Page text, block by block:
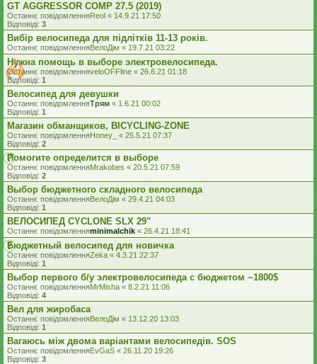
GT AGGRESSOR COMP 27.5 (2019)
Останнє повідомленняReol « 14.9.21 17:50
Відповіді: 3
Вибір велосипеда для підлітків 11-13 років.
Останнє повідомленняВелоДім « 19.7.21 03:22
Нужна помощь в выборе электровелосипеда.
Останнє повідомленняveloOFFline « 26.6.21 01:18
Відповіді: 1
Велосипед для девушки
Останнє повідомленняТрям « 1.6.21 00:02
Відповіді: 1
Магазин обманщиков, BICYCLING-ZONE
Останнє повідомленняHoney_ « 25.5.21 07:37
Відповіді: 2
Помогите определится в выборе
Останнє повідомленняMrakobes « 20.5.21 07:59
Відповіді: 2
Выбор бюджетного складного велосипеда
Останнє повідомленняВелоДім « 29.4.21 04:03
Відповіді: 1
ВЕЛОСИПЕД CYCLONE SLX 29"
Останнє повідомленняminimalchik « 26.4.21 18:41
Бюджетный велосипед для новичка
Останнє повідомленняZeka « 4.3.21 22:37
Відповіді: 1
Выбор первого б/у электровелосипеда с бюджетом ~1800$
Останнє повідомленняMrMisha « 8.2.21 11:06
Відповіді: 4
Вел для жиробаса
Останнє повідомленняВелоДім « 13.12.20 13:03
Відповіді: 1
Вагаюсь між двома варіантами велосипедів. SOS
Останнє повідомленняEvGaS « 26.11.20 19:26
Відповіді: 3